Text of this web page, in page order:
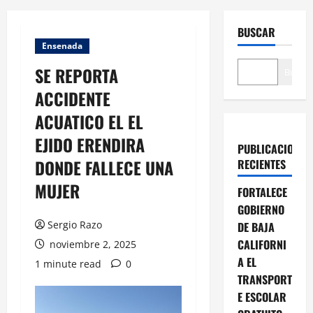
Ensenada
SE REPORTA
ACCIDENTE
ACUATICO EL EL
EJIDO ERENDIRA
DONDE FALLECE UNA
MUJER
Sergio Razo
noviembre 2, 2025
1 minute read
0
BUSCAR
PUBLICACIONES
RECIENTES
FORTALECE
GOBIERNO
DE BAJA
CALIFORNI
A EL
TRANSPORT
E ESCOLAR